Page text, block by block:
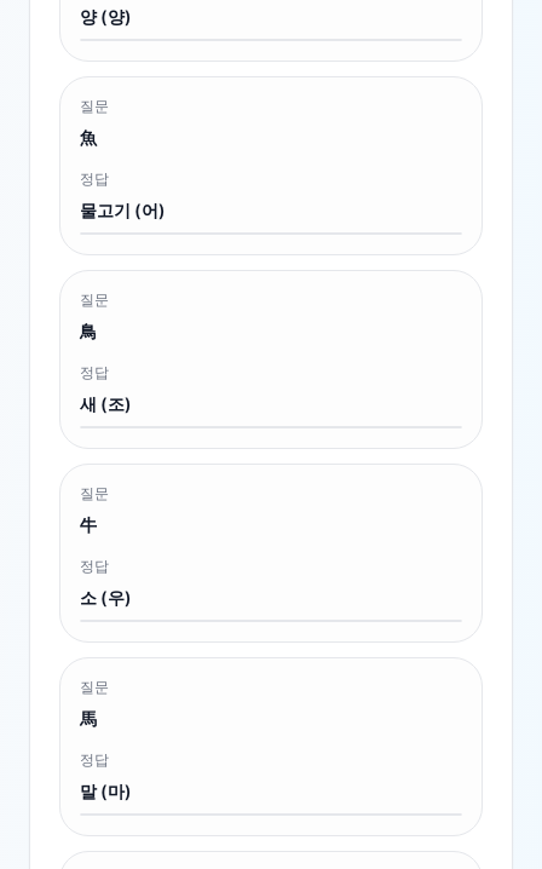
양 (양)
질문
魚
정답
물고기 (어)
질문
鳥
정답
새 (조)
질문
牛
정답
소 (우)
질문
馬
정답
말 (마)